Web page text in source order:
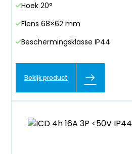
Hoek 20°
Flens 68×62 mm
Beschermingsklasse IP44
Bekijk product